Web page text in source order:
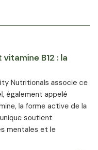
B12 : la
Nutritionals associe ce
également appelé
la forme active de la
soutient
mentales et le